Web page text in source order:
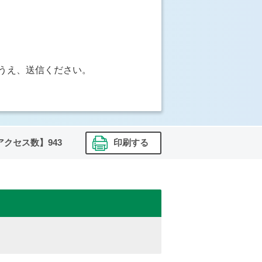
、送信ください。
クセス数】 943 印刷する